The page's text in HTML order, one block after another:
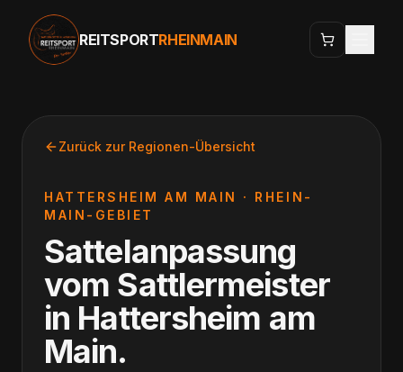
REITSPORTRHEINMAIN
Zurück zur Regionen-Übersicht
HATTERSHEIM AM MAIN · RHEIN-
MAIN-GEBIET
Sattelanpassung
vom Sattlermeister
in Hattersheim am
Main.